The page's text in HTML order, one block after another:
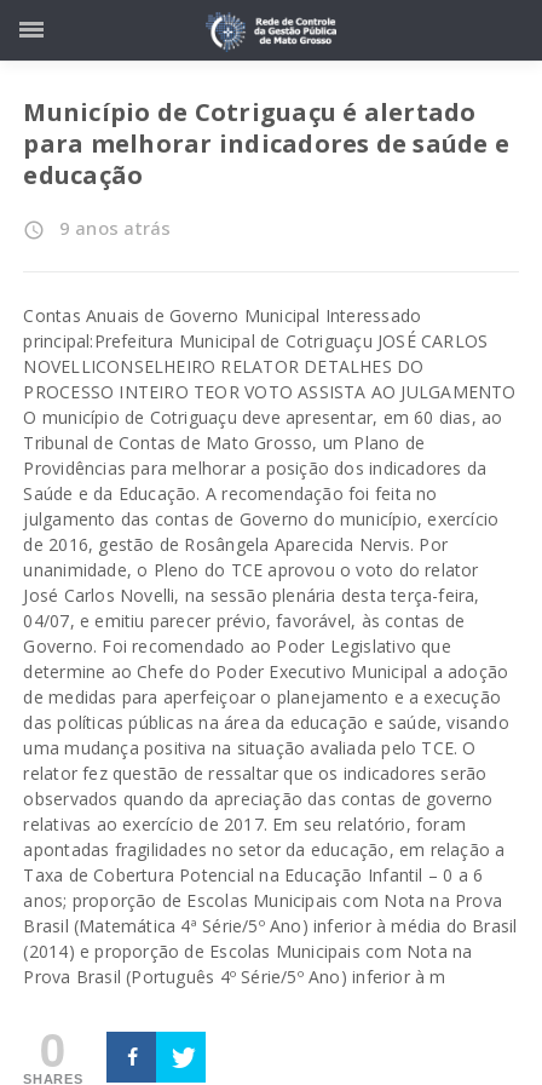
Município de Cotriguaçu é alertado
para melhorar indicadores de saúde e
educação
access_time 9 anos atrás
Contas Anuais de Governo Municipal Interessado
principal:Prefeitura Municipal de Cotriguaçu JOSÉ CARLOS
NOVELLICONSELHEIRO RELATOR DETALHES DO
PROCESSO INTEIRO TEOR VOTO ASSISTA AO JULGAMENTO
O município de Cotriguaçu deve apresentar, em 60 dias, ao
Tribunal de Contas de Mato Grosso, um Plano de
Providências para melhorar a posição dos indicadores da
Saúde e da Educação. A recomendação foi feita no
julgamento das contas de Governo do município, exercício
de 2016, gestão de Rosângela Aparecida Nervis. Por
unanimidade, o Pleno do TCE aprovou o voto do relator
José Carlos Novelli, na sessão plenária desta terça-feira,
04/07, e emitiu parecer prévio, favorável, às contas de
Governo. Foi recomendado ao Poder Legislativo que
determine ao Chefe do Poder Executivo Municipal a adoção
de medidas para aperfeiçoar o planejamento e a execução
das políticas públicas na área da educação e saúde, visando
uma mudança positiva na situação avaliada pelo TCE. O
relator fez questão de ressaltar que os indicadores serão
observados quando da apreciação das contas de governo
relativas ao exercício de 2017. Em seu relatório, foram
apontadas fragilidades no setor da educação, em relação a
Taxa de Cobertura Potencial na Educação Infantil – 0 a 6
anos; proporção de Escolas Municipais com Nota na Prova
Brasil (Matemática 4ª Série/5º Ano) inferior à média do Brasil
(2014) e proporção de Escolas Municipais com Nota na
Prova Brasil (Português 4º Série/5º Ano) inferior à m
0
SHARES